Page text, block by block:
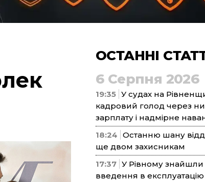
ОСТАННІ
6 Серпня 2026
19:35 У судах на
кадровий голод через
зарплату і надмірне
18:24 Останню шану
ще двом захисникам
17:37 У Рівному
введення в